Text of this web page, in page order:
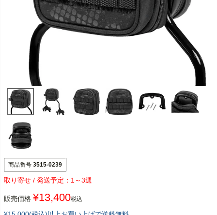
商品番号 3515-0239
1～3週
販売価格 ¥13,400税込